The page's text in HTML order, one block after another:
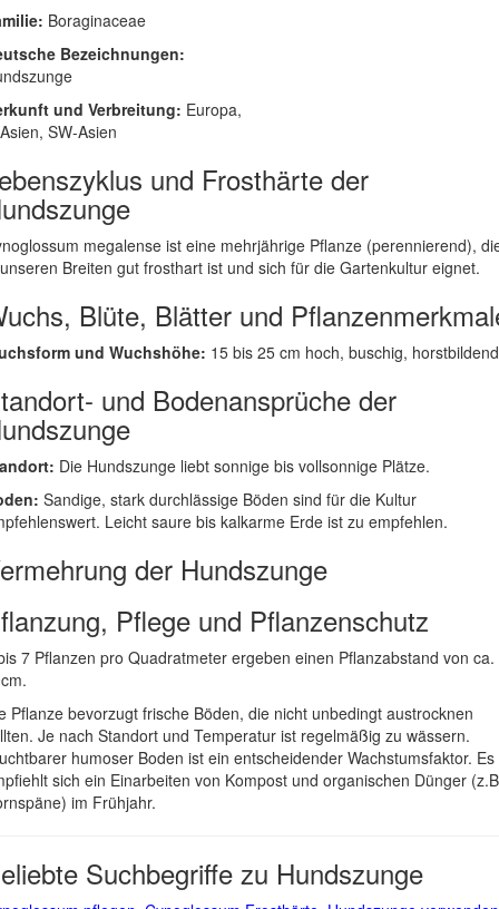
Boraginaceae
Bezeichnungen:
und Verbreitung: Europa,
SW-Asien
und Frosthärte der
megalense ist eine mehrjährige Pflanze (perennierend),
Breiten gut frosthart ist und sich für die Gartenkultur eignet.
Blüte, Blätter und
und Wuchshöhe: 15 bis 25 cm hoch, buschig, horstbildend
und Bodenansprüche der
Die Hundszunge liebt sonnige bis vollsonnige Plätze.
Sandige, stark durchlässige Böden sind für die Kultur
Leicht saure bis kalkarme Erde ist zu empfehlen.
der Hundszunge
Pflege und Pflanzenschutz
7 Pflanzen pro Quadratmeter ergeben einen Pflanzabstand von ca.
Pflanze bevorzugt frische Böden, die nicht unbedingt austrocknen
Je nach Standort und Temperatur ist regelmäßig zu wässern.
humoser Boden ist ein entscheidender Wachstumsfaktor. Es
sich ein Einarbeiten von Kompost und organischen Dünger
im Frühjahr.
Suchbegriffe zu Hundszunge